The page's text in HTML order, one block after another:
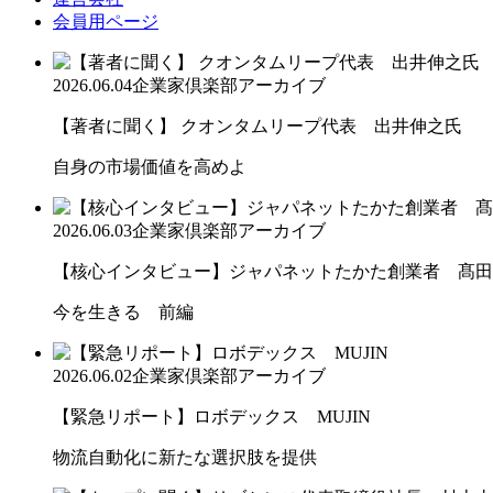
会員用ページ
2026.06.04企業家倶楽部アーカイブ
【著者に聞く】 クオンタムリープ代表 出井伸之氏
自身の市場価値を高めよ
2026.06.03企業家倶楽部アーカイブ
【核心インタビュー】ジャパネットたかた創業者 髙
今を生きる 前編
2026.06.02企業家倶楽部アーカイブ
【緊急リポート】ロボデックス MUJIN
物流自動化に新たな選択肢を提供